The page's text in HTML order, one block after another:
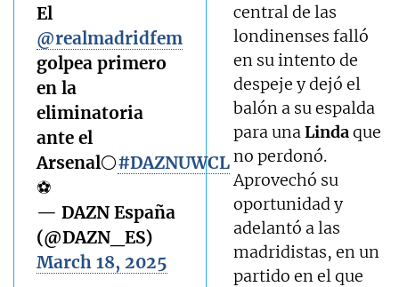
El
@realmadridfem
golpea primero
en la
eliminatoria
ante el
Arsenal⚪#DAZNUWCL
⚽️
— DAZN España
(@DAZN_ES)
March 18, 2025
central de las
londinenses falló
en su intento de
despeje y dejó el
balón a su espalda
para unaLindaque
no perdonó.
Aprovechó su
oportunidad y
adelantó a las
madridistas, en un
partido en el que